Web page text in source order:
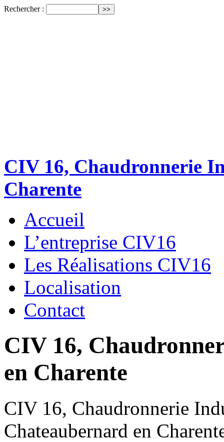
Rechercher :
CIV 16, Chaudronnerie
Charente
Accueil
L’entreprise CIV16
Les Réalisations CIV16
Localisation
Contact
CIV 16,
en Charente
CIV 16, Chaudronnerie
Chateaubernard en